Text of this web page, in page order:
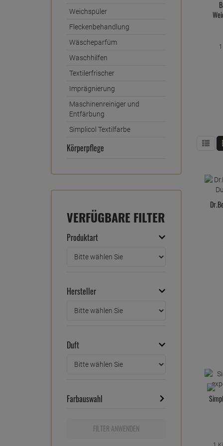
Weichspüler
Fleckenbehandlung
Wäscheparfüm
Waschhilfen
Textilerfrischer
Imprägnierung
Maschinenreiniger und
Entfärbung
Simplicol Textilfarbe
Körperpflege
VERFÜGBARE FILTER
Produktart
Hersteller
Duft
Farbauswahl
FILTER ANWENDEN